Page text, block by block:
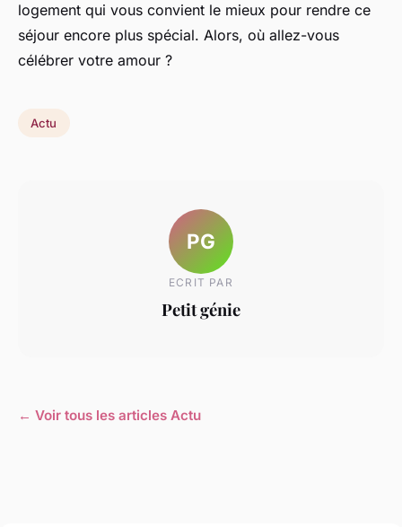
logement qui vous convient le mieux pour rendre ce
séjour encore plus spécial. Alors, où allez-vous
célébrer votre amour ?
Actu
PG
ECRIT PAR
Petit génie
← Voir tous les articles Actu